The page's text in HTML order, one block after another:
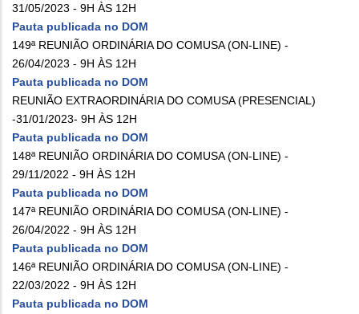
31/05/2023 - 9H ÀS 12H
Pauta publicada no DOM
149ª REUNIÃO ORDINÁRIA DO COMUSA (ON-LINE) -
26/04/2023 - 9H ÀS 12H
Pauta publicada no DOM
REUNIÃO EXTRAORDINÁRIA DO COMUSA (PRESENCIAL)
-31/01/2023- 9H ÀS 12H
Pauta publicada no DOM
148ª REUNIÃO ORDINÁRIA DO COMUSA (ON-LINE) -
29/11/2022 - 9H ÀS 12H
Pauta publicada no DOM
147ª REUNIÃO ORDINÁRIA DO COMUSA (ON-LINE) -
26/04/2022 - 9H ÀS 12H
Pauta publicada no DOM
146ª REUNIÃO ORDINÁRIA DO COMUSA (ON-LINE) -
22/03/2022 - 9H ÀS 12H
Pauta publicada no DOM